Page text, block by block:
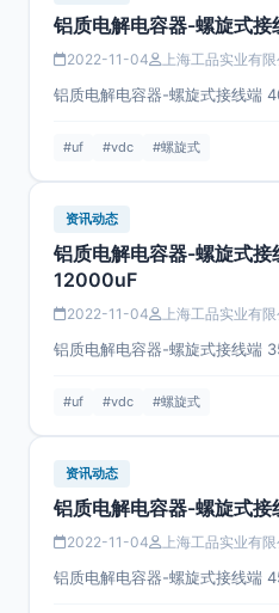
铝质电解电容器-螺旋式
2022-11-04 上海工品实业有
铝质电解电容器-螺旋式接线端
#uf #vdc #螺旋式
资讯动态
铝质电解电容器-螺旋式
12000uF
2022-11-04 上海工品实业有
铝质电解电容器-螺旋式接线端
#uf #vdc #螺旋式
资讯动态
铝质电解电容器-螺旋式
2022-11-04 上海工品实业有
铝质电解电容器-螺旋式接线端